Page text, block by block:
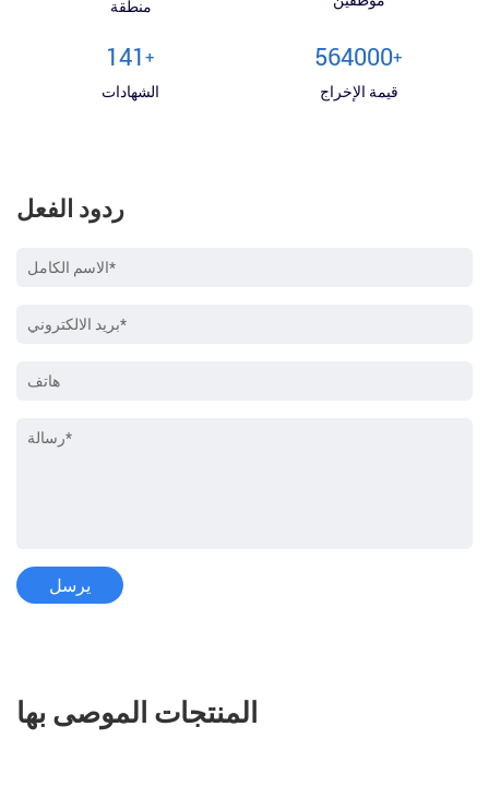
منطقة
150 +
الشهادات
600000+
قيمة الإخراج
ردود الفعل
المنتجات الموصى بها